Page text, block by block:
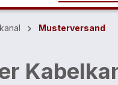
Musterversand